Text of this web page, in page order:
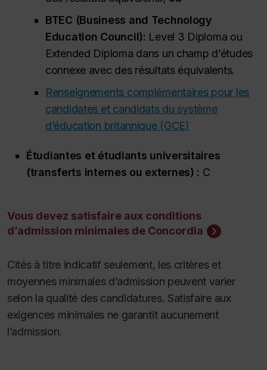
BTEC (Business and Technology
Education Council): Level 3 Diploma ou
Extended Diploma dans un champ d’études
connexe avec des résultats équivalents.
Renseignements complémentaires pour les
candidates et candidats du système
d’éducation britannique (GCE)
Étudiantes et étudiants universitaires
(transferts internes ou externes) : C
Vous devez satisfaire aux conditions
d’admission minimales de Concordia
Cités à titre indicatif seulement, les critères et
moyennes minimales d’admission peuvent varier
selon la qualité des candidatures. Satisfaire aux
exigences minimales ne garantit aucunement
l’admission.